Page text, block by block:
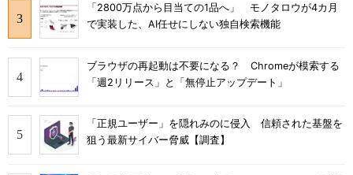
「2800万点から目当ての1品へ」 モノタロウが4カ月
で実装した、AI任せにしない独自検索機能
ブラウザの再起動は不要になる？ Chromeが模索する
「週2リリース」と「無停止アップデート」
「正規ユーザー」を隠れみのに侵入 信頼された基盤を
狙う最新サイバー脅威【調査】